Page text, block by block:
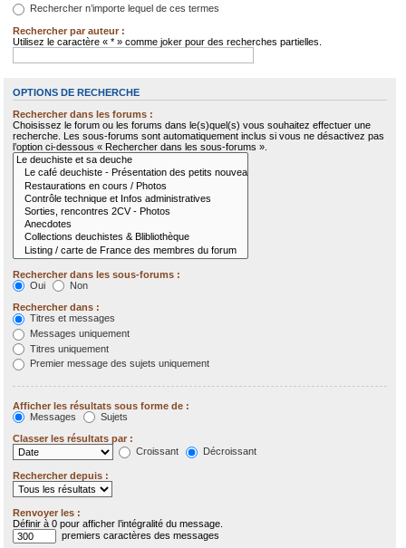
Rechercher n’importe lequel de ces termes
Rechercher par auteur :
Utilisez le caractère « * » comme joker pour des recherches partielles.
OPTIONS DE RECHERCHE
Rechercher dans les forums :
Choisissez le forum ou les forums dans le(s)quel(s) vous souhaitez effectuer une
recherche. Les sous-forums sont automatiquement inclus si vous ne désactivez pas
l’option ci-dessous « Rechercher dans les sous-forums ».
Rechercher dans les sous-forums :
Oui
Non
Rechercher dans :
Titres et messages
Messages uniquement
Titres uniquement
Premier message des sujets uniquement
Afficher les résultats sous forme de :
Messages
Sujets
Classer les résultats par :
Croissant
Décroissant
Rechercher depuis :
Renvoyer les :
Définir à 0 pour afficher l’intégralité du message.
premiers caractères des messages